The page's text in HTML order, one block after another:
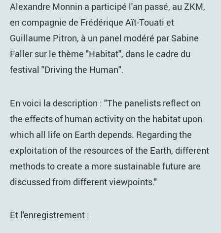
Alexandre Monnin a participé l'an passé, au ZKM,
en compagnie de Frédérique Aït-Touati et
Guillaume Pitron, à un panel modéré par Sabine
Faller sur le thème "Habitat", dans le cadre du
festival "Driving the Human".
En voici la description : "The panelists reflect on
the effects of human activity on the habitat upon
which all life on Earth depends. Regarding the
exploitation of the resources of the Earth, different
methods to create a more sustainable future are
discussed from different viewpoints."
Et l'enregistrement :